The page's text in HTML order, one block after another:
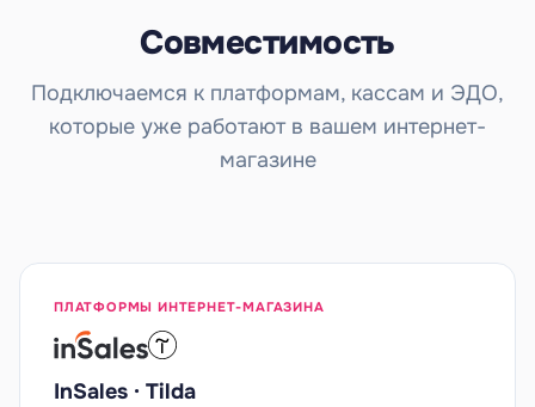
Совместимость
Подключаемся к платформам, кассам и ЭДО,
которые уже работают в вашем интернет-
магазине
ПЛАТФОРМЫ ИНТЕРНЕТ-МАГАЗИНА
InSales · Tilda